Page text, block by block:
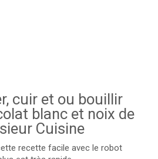
cuir et ou bouillir
blanc et noix de
Cuisine
recette facile avec le robot